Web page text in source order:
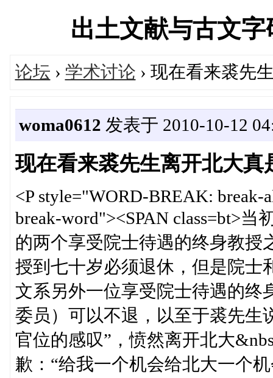
出土文献与古文
论坛 › 学术讨论 › 现在看来裘先
woma0612 发表于 2010-10-12
现在看来裘先生离开北大真
<P style="WORD-BREAK:
break-word"><SPAN class=bt>
的两个享受院士待遇的终身教授
授到七十岁必须退休，但是院士
文系另外一位享受院士待遇的终
委员）可以不退，以至于裘先生
官位的感叹”，愤然离开北大
歉：“给我一个机会给北大一个